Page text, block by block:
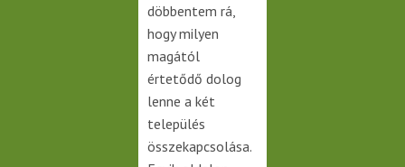
döbbentem rá,
hogy milyen
magától
értetődő dolog
lenne a két
település
összekapcsolása.